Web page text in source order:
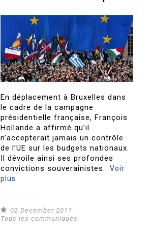
En déplacement à Bruxelles dans
le cadre de la campagne
présidentielle française, François
Hollande a affirmé qu’il
n’accepterait jamais un contrôle
de l’UE sur les budgets nationaux.
Il dévoile ainsi ses profondes
convictions souverainistes..Voir
plus
02 December 2011
Tous les communiqués